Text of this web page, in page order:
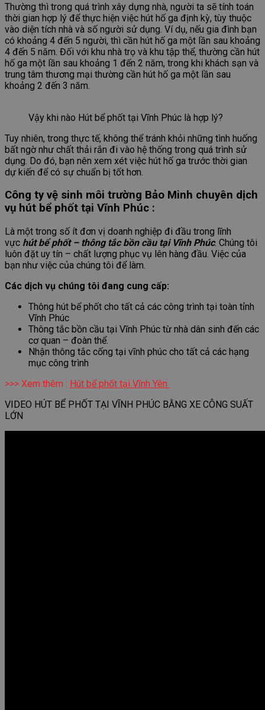
Thường thì trong quá trình xây dựng nhà, người ta sẽ tính toán
thời gian hợp lý để thực hiện việc hút hố ga định kỳ, tùy thuộc
vào diện tích nhà và số người sử dụng. Ví dụ, nếu gia đình bạn
có khoảng 4 đến 5 người, thì cần hút hố ga một lần sau khoảng
4 đến 5 năm. Đối với khu nhà trọ và khu tập thể, thường cần hút
hố ga một lần sau khoảng 1 đến 2 năm, trong khi khách sạn và
trung tâm thương mại thường cần hút hố ga một lần sau
khoảng 2 đến 3 năm.
Vậy khi nào Hút bể phốt tại Vĩnh Phúc là hợp lý?
Tuy nhiên, trong thực tế, không thể tránh khỏi những tình huống
bất ngờ như chất thải rắn đi vào hệ thống trong quá trình sử
dụng. Do đó, bạn nên xem xét việc hút hố ga trước thời gian
dự kiến để có sự chuẩn bị tốt hơn.
Công ty vệ sinh môi trường Bảo Minh chuyên dịch
vụ hút bể phốt tại Vĩnh Phúc :
Là một trong số ít đơn vị doanh nghiệp đi đầu trong lĩnh
vực hút bể phốt – thông tắc bồn cầu tại Vĩnh Phúc. Chúng tôi
luôn đặt uy tín – chất lượng phục vụ lên hàng đầu. Việc của
bạn như việc của chúng tôi để làm.
Các dịch vụ chúng tôi đang cung cấp:
Thông hút bể phốt cho tất cả các công trình tại toàn tỉnh
Vĩnh Phúc
Thông tắc bồn cầu tại Vĩnh Phúc từ nhà dân sinh đến các
cơ quan – đoàn thể.
Nhận thông tắc cống tại vĩnh phúc cho tất cả các hạng
mục công trình
>>> Xem thêm : Hút bể phốt tại Vĩnh Yên
VIDEO HÚT BỂ PHỐT TẠI VĨNH PHÚC BẰNG XE CÔNG SUẤT
LỚN